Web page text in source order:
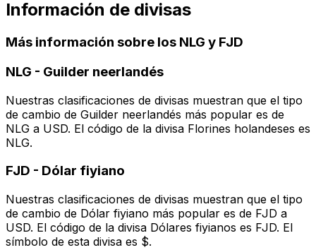
Información de divisas
Más información sobre los NLG y FJD
NLG - Guilder neerlandés
Nuestras clasificaciones de divisas muestran que el tipo
de cambio de Guilder neerlandés más popular es de
NLG a USD. El código de la divisa Florines holandeses es
NLG.
FJD - Dólar fiyiano
Nuestras clasificaciones de divisas muestran que el tipo
de cambio de Dólar fiyiano más popular es de FJD a
USD. El código de la divisa Dólares fiyianos es FJD. El
símbolo de esta divisa es $.